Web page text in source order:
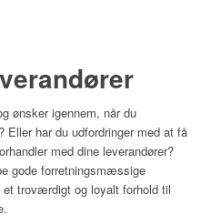
ønsker igennem, når du
Eller har du udfordringer med at få
med dine leverandører?
gode forretningsmæssige
et troværdigt og loyalt forhold til